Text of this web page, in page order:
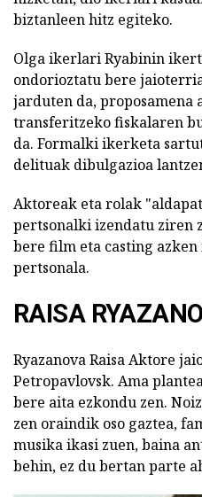
biztanleen hitz egiteko.
Olga ikerlari Ryabinin
ondorioztatu bere
jarduten da, proposamena
transferitzeko fiskalaren
da. Formalki ikerketa
delituak dibulgazioa
Aktoreak eta rolak
pertsonalki izendatu ziren
bere film eta casting
pertsonala.
RAISA
Ryazanova Raisa Aktore
Petropavlovsk. Ama
bere aita ezkondu zen.
zen oraindik oso gaztea,
musika ikasi zuen, baina
behin, ez du bertan parte